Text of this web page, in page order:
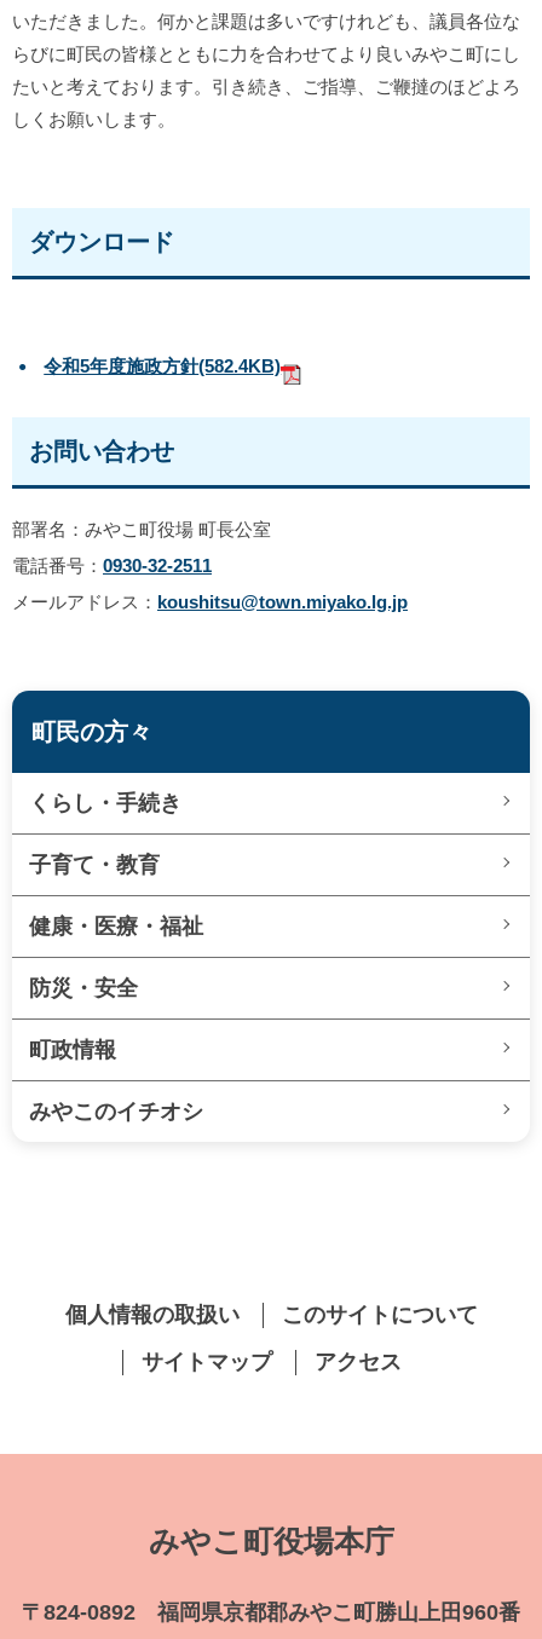
いただきました。何かと課題は多いですけれども、議員各位な
らびに町民の皆様とともに力を合わせてより良いみやこ町にし
たいと考えております。引き続き、ご指導、ご鞭撻のほどよろ
しくお願いします。
ダウンロード
令和5年度施政方針(582.4KB)
お問い合わせ
部署名：みやこ町役場 町長公室
電話番号： 0930-32-2511
メールアドレス： koushitsu@town.miyako.lg.jp
町民の方々
くらし・手続き
子育て・教育
健康・医療・福祉
防災・安全
町政情報
みやこのイチオシ
個人情報の取扱い
このサイトについて
サイトマップ
アクセス
みやこ町役場本庁
〒824-0892 福岡県京都郡みやこ町勝山上田960番